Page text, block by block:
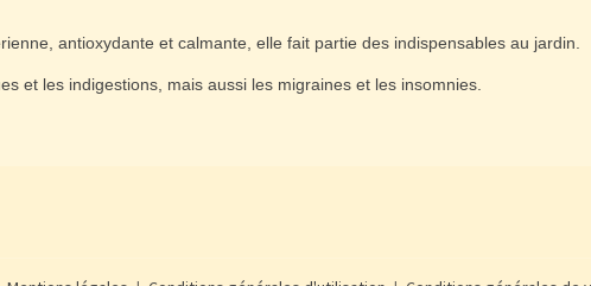
antioxydante et calmante, elle fait partie des indispensables au jardin.
et les indigestions, mais aussi les migraines et les insomnies.